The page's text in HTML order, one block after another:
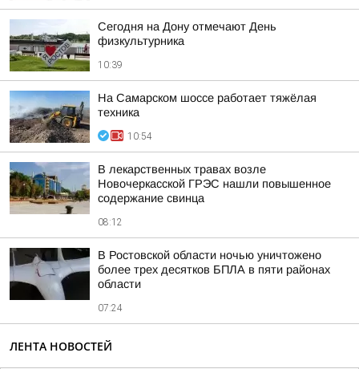
Сегодня на Дону отмечают День
физкультурника
10:39
На Самарском шоссе работает тяжёлая
техника
10:54
В лекарственных травах возле
Новочеркасской ГРЭС нашли повышенное
содержание свинца
08:12
В Ростовской области ночью уничтожено
более трех десятков БПЛА в пяти районах
области
07:24
ЛЕНТА НОВОСТЕЙ